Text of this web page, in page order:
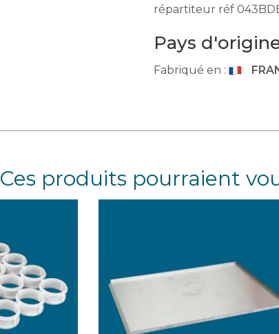
répartiteur réf
Pays
Fabriqué en :
Ces produits pourraient